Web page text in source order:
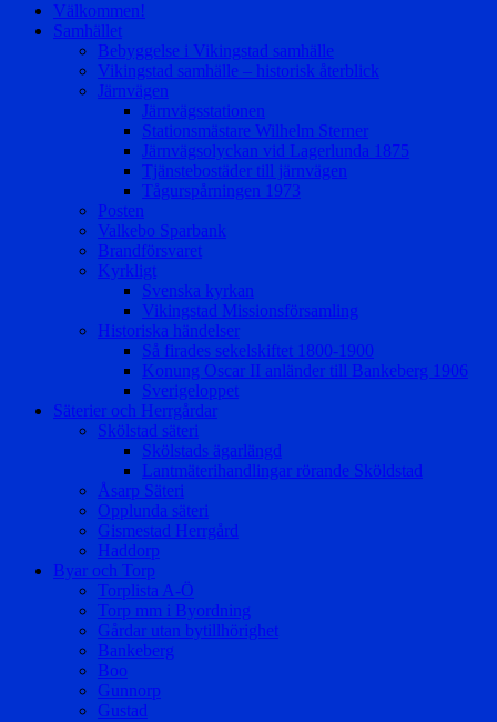
Välkommen!
Samhället
Bebyggelse i Vikingstad samhälle
Vikingstad samhälle – historisk återblick
Järnvägen
Järnvägsstationen
Stationsmästare Wilhelm Sterner
Järnvägsolyckan vid Lagerlunda 1875
Tjänstebostäder till järnvägen
Tågurspårningen 1973
Posten
Valkebo Sparbank
Brandförsvaret
Kyrkligt
Svenska kyrkan
Vikingstad Missionsförsamling
Historiska händelser
Så firades sekelskiftet 1800-1900
Konung Oscar II anländer till Bankeberg 1906
Sverigeloppet
Säterier och Herrgårdar
Skölstad säteri
Skölstads ägarlängd
Lantmäterihandlingar rörande Sköldstad
Åsarp Säteri
Opplunda säteri
Gismestad Herrgård
Haddorp
Byar och Torp
Torplista A-Ö
Torp mm i Byordning
Gårdar utan bytillhörighet
Bankeberg
Boo
Gunnorp
Gustad